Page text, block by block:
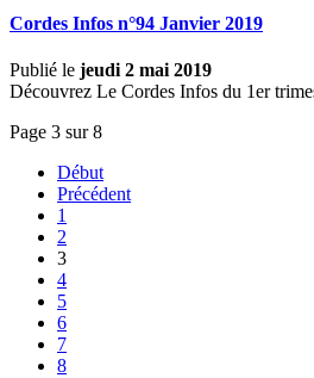
Cordes Infos n°94 Janvier 2019
Publié le jeudi 2 mai 2019
Découvrez Le Cordes Infos du 1er
Page 3 sur 8
Début
Précédent
1
2
3
4
5
6
7
8